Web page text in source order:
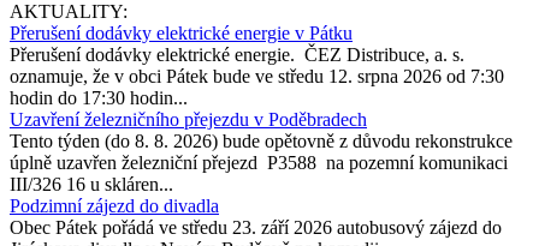
AKTUALITY:
Přerušení dodávky elektrické energie v Pátku
Přerušení dodávky elektrické energie. ČEZ Distribuce, a. s.
oznamuje, že v obci Pátek bude ve středu 12. srpna 2026 od 7:30
hodin do 17:30 hodin...
Uzavření železničního přejezdu v Poděbradech
Tento týden (do 8. 8. 2026) bude opětovně z důvodu rekonstrukce
úplně uzavřen železniční přejezd P3588 na pozemní komunikaci
III/326 16 u skláren...
Podzimní zájezd do divadla
Obec Pátek pořádá ve středu 23. září 2026 autobusový zájezd do